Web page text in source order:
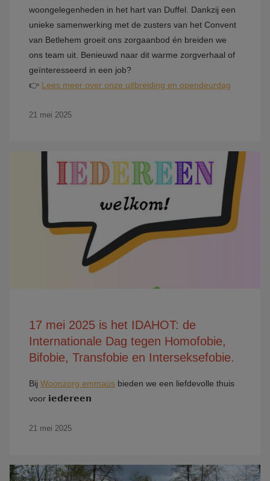
woongelegenheden in het hart van Duffel. Dankzij een
unieke samenwerking met de zusters van het Convent
van Betlehem groeit ons zorgaanbod én breiden we
ons team uit. Benieuwd naar dit warme zorgverhaal of
geïnteresseerd in een job?
👉 Lees meer over onze uitbreiding en opendeurdag
21 mei 2025
17 mei 2025 is het IDAHOT: de
Internationale Dag tegen Homofobie,
Bifobie, Transfobie en Interseksefobie.
Bij Woonzorg emmaüs bieden we een liefdevolle thuis
voor 𝗶𝗲𝗱𝗲𝗿𝗲𝗲𝗻
21 mei 2025